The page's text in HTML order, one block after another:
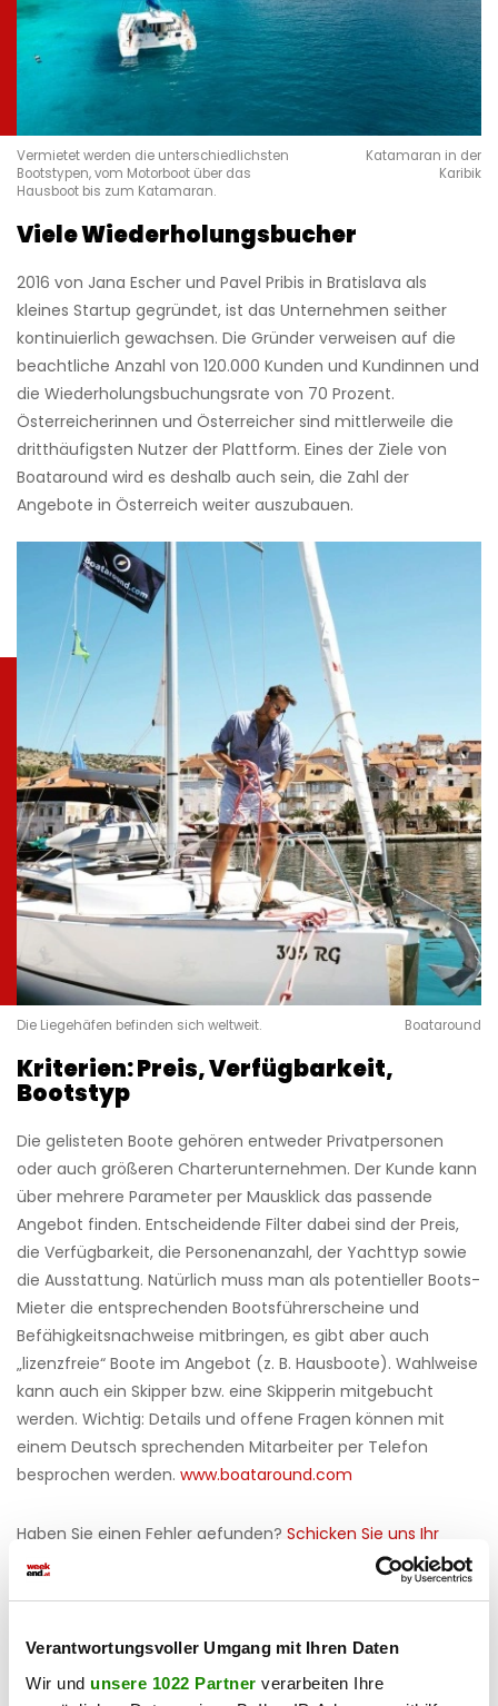
Verantwortungsvoller Umgang mit Ihren Daten
Wir und unsere 1022 Partner verarbeiten Ihre
Vermietet werden die unterschiedlichsten
Bootstypen, vom Motorboot über das
Hausboot bis zum Katamaran.
Katamaran in der
Karibik
Viele Wiederholungsbucher
2016 von Jana Escher und Pavel Pribis in Bratislava als
kleines Startup gegründet, ist das Unternehmen seither
kontinuierlich gewachsen. Die Gründer verweisen auf die
beachtliche Anzahl von 120.000 Kunden und Kundinnen und
die Wiederholungsbuchungsrate von 70 Prozent.
Österreicherinnen und Österreicher sind mittlerweile die
dritthäufigsten Nutzer der Plattform. Eines der Ziele von
Boataround wird es deshalb auch sein, die Zahl der
Angebote in Österreich weiter auszubauen.
Die Liegehäfen befinden sich weltweit. Boataround
Kriterien: Preis, Verfügbarkeit,
Bootstyp
Die gelisteten Boote gehören entweder Privatpersonen
oder auch größeren Charterunternehmen. Der Kunde kann
über mehrere Parameter per Mausklick das passende
Angebot finden. Entscheidende Filter dabei sind der Preis,
die Verfügbarkeit, die Personenanzahl, der Yachttyp sowie
die Ausstattung. Natürlich muss man als potentieller Boots-
Mieter die entsprechenden Bootsführerscheine und
Befähigkeitsnachweise mitbringen, es gibt aber auch
„lizenzfreie“ Boote im Angebot (z. B. Hausboote). Wahlweise
kann auch ein Skipper bzw. eine Skipperin mitgebucht
werden. Wichtig: Details und offene Fragen können mit
einem Deutsch sprechenden Mitarbeiter per Telefon
besprochen werden. www.boataround.com
Haben Sie einen Fehler gefunden? Schicken Sie uns Ihr
teilen